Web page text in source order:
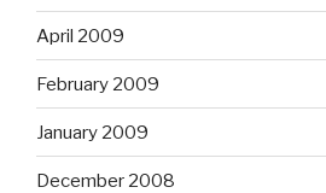
April 2009
February 2009
January 2009
December 2008